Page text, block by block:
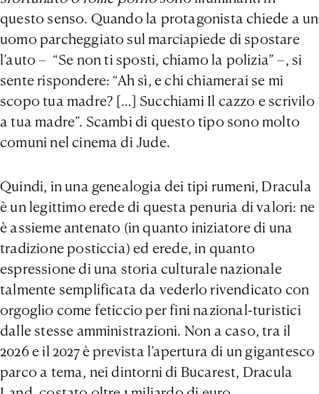
questo senso. Quando la protagonista chiede a un
uomo parcheggiato sul marciapiede di spostare
l’auto – “Se non ti sposti, chiamo la polizia” –, si
sente rispondere: “Ah sì, e chi chiamerai se mi
scopo tua madre? […] Succhiami Il cazzo e scrivilo
a tua madre”. Scambi di questo tipo sono molto
comuni nel cinema di Jude.
Quindi, in una genealogia dei tipi rumeni, Dracula
è un legittimo erede di questa penuria di valori: ne
è assieme antenato (in quanto iniziatore di una
tradizione posticcia) ed erede, in quanto
espressione di una storia culturale nazionale
talmente semplificata da vederlo rivendicato con
orgoglio come feticcio per fini nazional-turistici
dalle stesse amministrazioni. Non a caso, tra il
2026 e il 2027 è prevista l’apertura di un gigantesco
parco a tema, nei dintorni di Bucarest, Dracula